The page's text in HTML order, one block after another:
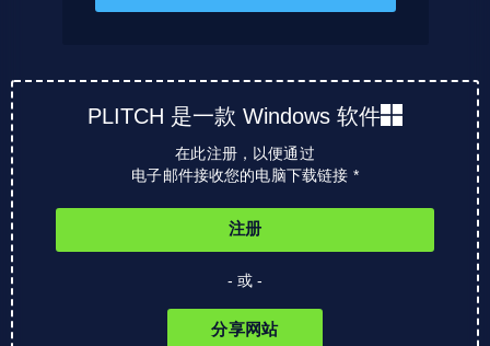
PLITCH 是一款 Windows 软件
在此注册，以便通过
电子邮件接收您的电脑下载链接 *
注册
- 或 -
分享网站